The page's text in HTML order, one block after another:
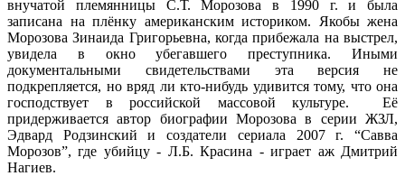
внучатой племянницы С.Т. Морозова в 1990 г. и была
записана на плёнку американским историком. Якобы жена
Морозова Зинаида Григорьевна, когда прибежала на выстрел,
увидела в окно убегавшего преступника. Иными
документальными свидетельствами эта версия не
подкрепляется, но вряд ли кто-нибудь удивится тому, что она
господствует в российской массовой культуре. Её
придерживается автор биографии Морозова в серии ЖЗЛ,
Эдвард Родзинский и создатели сериала 2007 г. “Савва
Морозов”, где убийцу - Л.Б. Красина - играет аж Дмитрий
Нагиев.